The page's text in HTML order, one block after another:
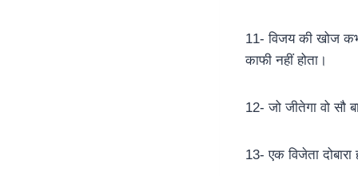
11- विजय की खोज
काफी नहीं होता।
12- जो जीतेगा वो सौ
13- एक विजेता